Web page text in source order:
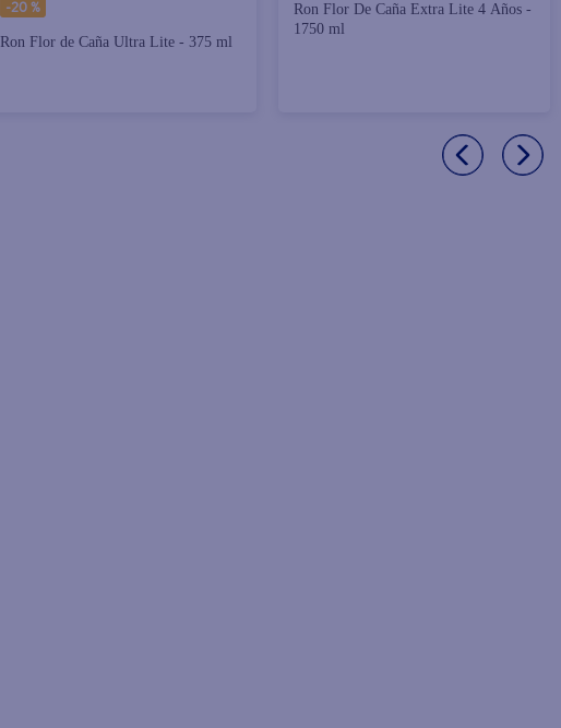
-20 %
Ron Flor de Caña Ultra Lite - 375 ml
Ron Flor De Caña Extra Lite 4 Años -
1750 ml